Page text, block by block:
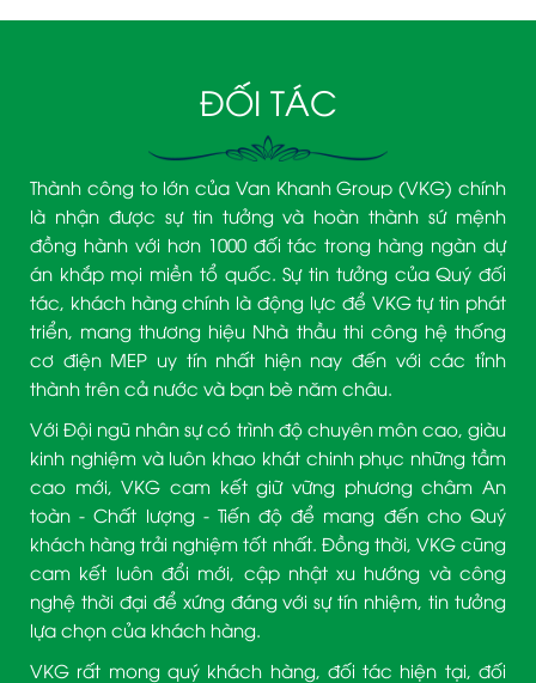
ĐỐI TÁC
Thành công to lớn của Van Khanh Group (VKG) chính
là nhận được sự tin tưởng và hoàn thành sứ mệnh
đồng hành với hơn 1000 đối tác trong hàng ngàn dự
án khắp mọi miền tổ quốc. Sự tin tưởng của Quý đối
tác, khách hàng chính là động lực để VKG tự tin phát
triển, mang thương hiệu Nhà thầu thi công hệ thống
cơ điện MEP uy tín nhất hiện nay đến với các tỉnh
thành trên cả nước và bạn bè năm châu.
Với Đội ngũ nhân sự có trình độ chuyên môn cao, giàu
kinh nghiệm và luôn khao khát chinh phục những tầm
cao mới, VKG cam kết giữ vững phương châm An
toàn - Chất lượng - Tiến độ để mang đến cho Quý
khách hàng trải nghiệm tốt nhất. Đồng thời, VKG cũng
cam kết luôn đổi mới, cập nhật xu hướng và công
nghệ thời đại để xứng đáng với sự tín nhiệm, tin tưởng
lựa chọn của khách hàng.
VKG rất mong quý khách hàng, đối tác hiện tại, đối